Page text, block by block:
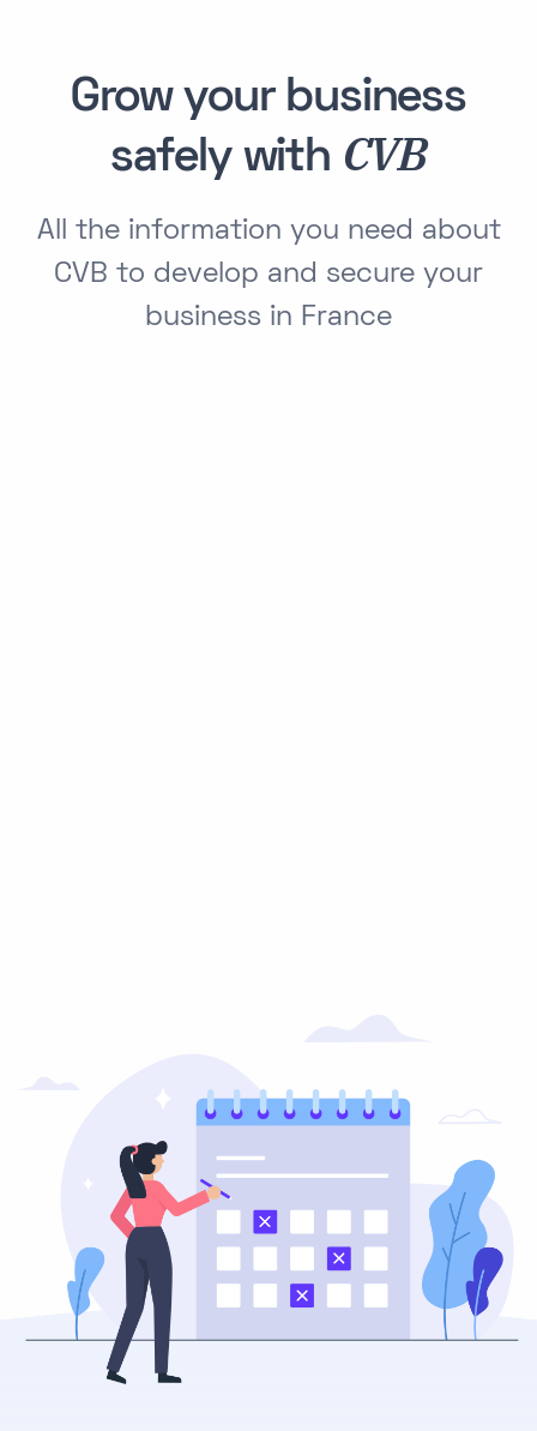
Grow your business
safely with CVB
All the information you need about
CVB to develop and secure your
business in France